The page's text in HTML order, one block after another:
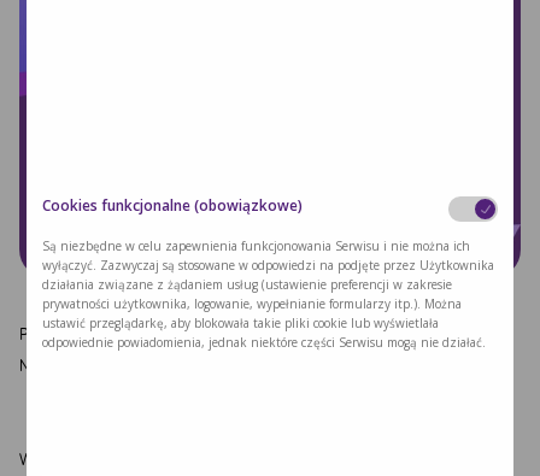
Potwierdzenie uczestnictwa do 16.10.2025 do przedstawicielki firmy
Nutricia Anny Komar (tel.
W programie część edukacyjna za którą odpowiada dr n med. Ewa
Cookies funkcjonalne (obowiązkowe)
Są niezbędne w celu zapewnienia funkcjonowania Serwisu i nie można ich
wyłączyć. Zazwyczaj są stosowane w odpowiedzi na podjęte przez Użytkownika
działania związane z żądaniem usług (ustawienie preferencji w zakresie
prywatności użytkownika, logowanie, wypełnianie formularzy itp.). Można
ustawić przeglądarkę, aby blokowała takie pliki cookie lub wyświetlała
odpowiednie powiadomienia, jednak niektóre części Serwisu mogą nie działać.